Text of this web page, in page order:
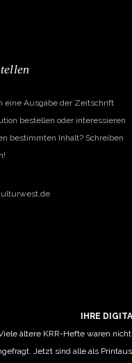
eine Ausgabe der Zeitschrift
bestellen oder interessieren
bestimmten Inhalt? Schreiben
IHRE
ältere KRR-Hefte waren
Jetzt sind alle als